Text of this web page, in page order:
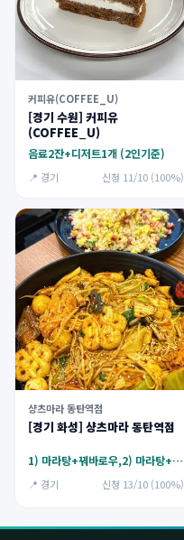
커피유(COFFEE_U)
[경기 수원] 커피유
(COFFEE_U)
음료2잔+디저트1개 (2인기준)
📍 경기 신청 11/10 (100%)
샹츠마라 동탄역점
[경기 화성] 샹츠마라 동탄역점
1) 마라탕+꿔바로우,2) 마라탕+크림새우(깐풍새우),3) 마라샹궈+꿔바로우,4) 마라샹궈+크림새우(깐풍새우)
📍 경기 신청 13/10 (100%)